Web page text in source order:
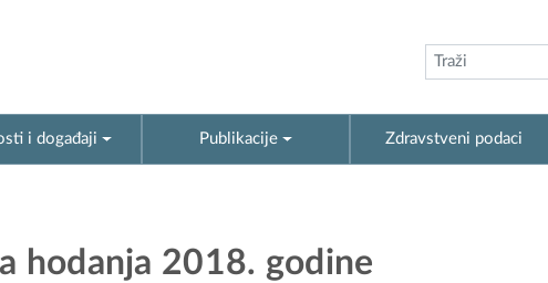
i događaji Publikacije Zdravstveni podaci
hodanja 2018. godine